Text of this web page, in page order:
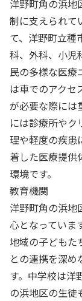
洋野町角の浜地
制に支えられて
て、洋野町立種
科、外科、小児
民の多様な医療
は車でのアクセ
が必要な際には
には診療所やク
理や軽度の疾患
着した医療提供
環境です。
教育機関
洋野町角の浜地
心となっていま
地域の子どもた
との連携を深
す。中学校は洋
の浜地区の生徒